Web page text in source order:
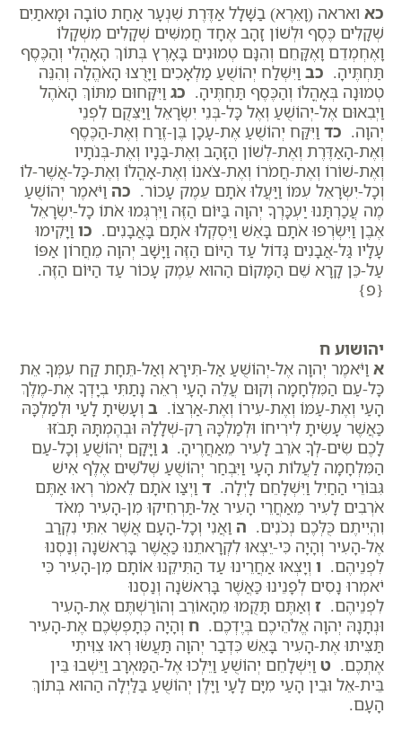
כא ואראה (וָאֵרֶא) בַשָּׁלָל אַדֶּרֶת שִׁנְעָר אַחַת טוֹבָה וּמָאתַיִם
שְׁקָלִים כֶּסֶף וּלְשׁוֹן זָהָב אֶחָד חֲמִשִּׁים שְׁקָלִים מִשְׁקָלוֹ
וָאֶחְמְדֵם וָאֶקָּחֵם וְהִנָּם טְמוּנִים בָּאָרֶץ בְּתוֹךְ הָאָהֳלִי וְהַכֶּסֶף
תַּחְתֶּיהָ. כב וַיִּשְׁלַח יְהוֹשֻׁעַ מַלְאָכִים וַיָּרֻצוּ הָאֹהֱלָה וְהִנֵּה
טְמוּנָה בְּאָהֳלוֹ וְהַכֶּסֶף תַּחְתֶּיהָ. כג וַיִּקָּחוּם מִתּוֹךְ הָאֹהֶל
וַיְבִאוּם אֶל-יְהוֹשֻׁעַ וְאֶל כָּל-בְּנֵי יִשְׂרָאֵל וַיַּצִּקֻם לִפְנֵי
יְהוָה. כד וַיִּקַּח יְהוֹשֻׁעַ אֶת-עָכָן בֶּן-זֶרַח וְאֶת-הַכֶּסֶף
וְאֶת-הָאַדֶּרֶת וְאֶת-לְשׁוֹן הַזָּהָב וְאֶת-בָּנָיו וְאֶת-בְּנֹתָיו
וְאֶת-שׁוֹרוֹ וְאֶת-חֲמֹרוֹ וְאֶת-צֹאנוֹ וְאֶת-אָהֳלוֹ וְאֶת-כָּל-אֲשֶׁר-לוֹ
וְכָל-יִשְׂרָאֵל עִמּוֹ וַיַּעֲלוּ אֹתָם עֵמֶק עָכוֹר. כה וַיֹּאמֶר יְהוֹשֻׁעַ
מֶה עֲכַרְתָּנוּ יַעְכָּרְךָ יְהוָה בַּיּוֹם הַזֶּה וַיִּרְגְּמוּ אֹתוֹ כָל-יִשְׂרָאֵל
אֶבֶן וַיִּשְׂרְפוּ אֹתָם בָּאֵשׁ וַיִּסְקְלוּ אֹתָם בָּאֲבָנִים. כו וַיָּקִימוּ
עָלָיו גַּל-אֲבָנִים גָּדוֹל עַד הַיּוֹם הַזֶּה וַיָּשָׁב יְהוָה מֵחֲרוֹן אַפּוֹ
עַל-כֵּן קָרָא שֵׁם הַמָּקוֹם הַהוּא עֵמֶק עָכוֹר עַד הַיּוֹם הַזֶּה.
{פ}
יהושוע ח
א וַיֹּאמֶר יְהוָה אֶל-יְהוֹשֻׁעַ אַל-תִּירָא וְאַל-תֵּחָת קַח עִמְּךָ אֵת
כָּל-עַם הַמִּלְחָמָה וְקוּם עֲלֵה הָעָי רְאֵה נָתַתִּי בְיָדְךָ אֶת-מֶלֶךְ
הָעַי וְאֶת-עַמּוֹ וְאֶת-עִירוֹ וְאֶת-אַרְצוֹ. ב וְעָשִׂיתָ לָעַי וּלְמַלְכָּהּ
כַּאֲשֶׁר עָשִׂיתָ לִירִיחוֹ וּלְמַלְכָּהּ רַק-שְׁלָלָהּ וּבְהֶמְתָּהּ תָּבֹזּוּ
לָכֶם שִׂים-לְךָ אֹרֵב לָעִיר מֵאַחֲרֶיהָ. ג וַיָּקָם יְהוֹשֻׁעַ וְכָל-עַם
הַמִּלְחָמָה לַעֲלוֹת הָעָי וַיִּבְחַר יְהוֹשֻׁעַ שְׁלֹשִׁים אֶלֶף אִישׁ
גִּבּוֹרֵי הַחַיִל וַיִּשְׁלָחֵם לָיְלָה. ד וַיְצַו אֹתָם לֵאמֹר רְאוּ אַתֶּם
אֹרְבִים לָעִיר מֵאַחֲרֵי הָעִיר אַל-תַּרְחִיקוּ מִן-הָעִיר מְאֹד
וִהְיִיתֶם כֻּלְּכֶם נְכֹנִים. ה וַאֲנִי וְכָל-הָעָם אֲשֶׁר אִתִּי נִקְרַב
אֶל-הָעִיר וְהָיָה כִּי-יֵצְאוּ לִקְרָאתֵנוּ כַּאֲשֶׁר בָּרִאשֹׁנָה וְנַסְנוּ
לִפְנֵיהֶם. ו וְיָצְאוּ אַחֲרֵינוּ עַד הַתִּיקֵנוּ אוֹתָם מִן-הָעִיר כִּי
יֹאמְרוּ נָסִים לְפָנֵינוּ כַּאֲשֶׁר בָּרִאשֹׁנָה וְנַסְנוּ
לִפְנֵיהֶם. ז וְאַתֶּם תָּקֻמוּ מֵהָאוֹרֵב וְהוֹרַשְׁתֶּם אֶת-הָעִיר
וּנְתָנָהּ יְהוָה אֱלֹהֵיכֶם בְּיֶדְכֶם. ח וְהָיָה כְּתָפְשְׂכֶם אֶת-הָעִיר
תַּצִּיתוּ אֶת-הָעִיר בָּאֵשׁ כִּדְבַר יְהוָה תַּעֲשׂוּ רְאוּ צִוִּיתִי
אֶתְכֶם. ט וַיִּשְׁלָחֵם יְהוֹשֻׁעַ וַיֵּלְכוּ אֶל-הַמַּאְרָב וַיֵּשְׁבוּ בֵּין
בֵּית-אֵל וּבֵין הָעַי מִיָּם לָעָי וַיָּלֶן יְהוֹשֻׁעַ בַּלַּיְלָה הַהוּא בְּתוֹךְ
הָעָם.